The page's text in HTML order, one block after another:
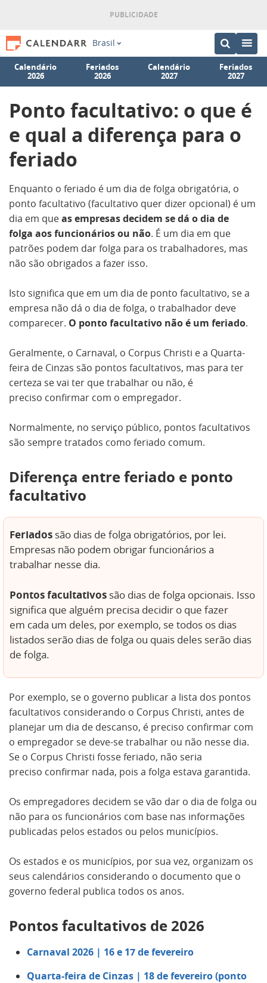
Brasil
Calendário
2026
Feriados
2026
Calendário
2027
Feriados
2027
Ponto facultativo: o que é
e qual a diferença para o
feriado
Enquanto o feriado é um dia de folga obrigatória, o
ponto facultativo (facultativo quer dizer opcional) é um
dia em queas empresas decidem se dá o dia de
folga aos funcionários ou não. É um dia em que
patrões podem dar folga para os trabalhadores, mas
não são obrigados a fazer isso.
Isto significa que em um dia de ponto facultativo, se a
empresa não dá o dia de folga, o trabalhador deve
comparecer. O ponto facultativo não é um feriado.
Geralmente, o Carnaval, o Corpus Christi e a Quarta-
feira de Cinzas são pontos facultativos, mas para ter
certeza se vai ter que trabalhar ou não, é
preciso confirmar com o empregador.
Normalmente, no serviço público, pontos facultativos
são sempre tratados como feriado comum.
Diferença entre feriado e ponto
facultativo
Feriados são dias de folga obrigatórios, por lei.
Empresas não podem obrigar funcionários a
trabalhar nesse dia.
Pontos facultativos são dias de folga opcionais. Isso
significa que alguém precisa decidir o que fazer
em cada um deles, por exemplo, se todos os dias
listados serão dias de folga ou quais deles serão dias
de folga.
Por exemplo, se o governo publicar a lista dos pontos
facultativos considerando o Corpus Christi, antes de
planejar um dia de descanso, é preciso confirmar com
o empregador se deve-se trabalhar ou não nesse dia.
Se o Corpus Christi fosse feriado, não seria
preciso confirmar nada, pois a folga estava garantida.
Os empregadores decidem se vão dar o dia de folga ou
não para os funcionários com base nas informações
publicadas pelos estados ou pelos municípios.
Os estados e os municípios, por sua vez, organizam os
seus calendários considerando o documento que o
governo federal publica todos os anos.
Pontos facultativos de 2026
Carnaval 2026 | 16 e 17 de fevereiro
Quarta-feira de Cinzas | 18 de fevereiro (ponto